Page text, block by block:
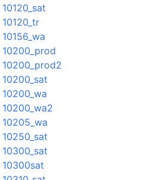
10120_sat
10120_tr
10156_wa
10200_prod
10200_prod2
10200_sat
10200_wa
10200_wa2
10205_wa
10250_sat
10300_sat
10300sat